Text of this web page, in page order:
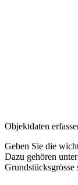
Objektdaten
Geben Sie die
Dazu gehören